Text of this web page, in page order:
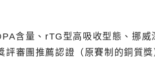
含量、rTG型高吸收型態、挪威
審團推薦認證（原賽制的銅質獎